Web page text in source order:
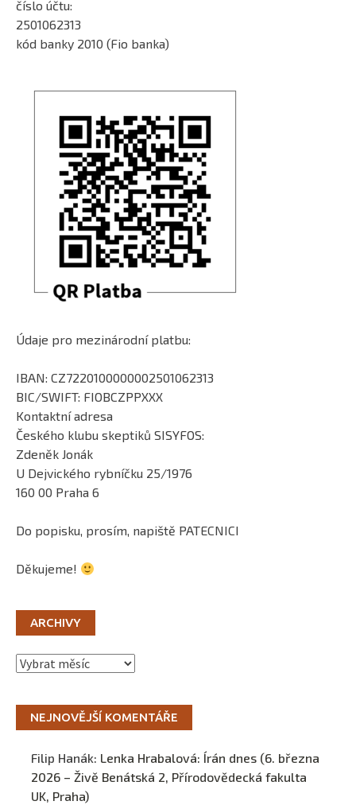
číslo účtu:
2501062313
kód banky 2010 (Fio banka)
Údaje pro mezinárodní platbu:
IBAN: CZ7220100000002501062313
BIC/SWIFT: FIOBCZPPXXX
Kontaktní adresa
Českého klubu skeptiků SISYFOS:
Zdeněk Jonák
U Dejvického rybníčku 25/1976
160 00 Praha 6
Do popisku, prosím, napiště PATECNICI
Děkujeme!
ARCHIVY
Archivy
NEJNOVĚJŠÍ KOMENTÁŘE
Filip Hanák: Lenka Hrabalová: Írán dnes (6. března
2026 – Živě Benátská 2, Přírodovědecká fakulta
UK, Praha)